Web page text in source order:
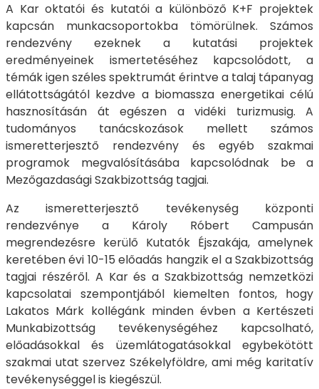
A Kar oktatói és kutatói a különböző K+F projektek
kapcsán munkacsoportokba tömörülnek. Számos
rendezvény ezeknek a kutatási projektek
eredményeinek ismertetéséhez kapcsolódott, a
témák igen széles spektrumát érintve a talaj tápanyag
ellátottságától kezdve a biomassza energetikai célú
hasznosításán át egészen a vidéki turizmusig. A
tudományos tanácskozások mellett számos
ismeretterjesztő rendezvény és egyéb szakmai
programok megvalósításába kapcsolódnak be a
Mezőgazdasági Szakbizottság tagjai.
Az ismeretterjesztő tevékenység központi
rendezvénye a Károly Róbert Campusán
megrendezésre kerülő Kutatók Éjszakája, amelynek
keretében évi 10-15 előadás hangzik el a Szakbizottság
tagjai részéről. A Kar és a Szakbizottság nemzetközi
kapcsolatai szempontjából kiemelten fontos, hogy
Lakatos Márk kollégánk minden évben a Kertészeti
Munkabizottság tevékenységéhez kapcsolható,
előadásokkal és üzemlátogatásokkal egybekötött
szakmai utat szervez Székelyföldre, ami még karitatív
tevékenységgel is kiegészül.